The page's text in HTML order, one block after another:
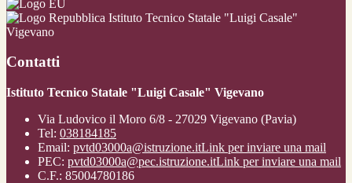
Istituto Tecnico Statale "Luigi Casale"
Vigevano
Contatti
Istituto Tecnico Statale "Luigi Casale" Vigevano
Via Ludovico il Moro 6/8 - 27029 Vigevano (Pavia)
Tel: 038184185
Email: pvtd03000a@istruzione.itLink per inviare una mail
PEC: pvtd03000a@pec.istruzione.itLink per inviare una mail
C.F.: 85004780186